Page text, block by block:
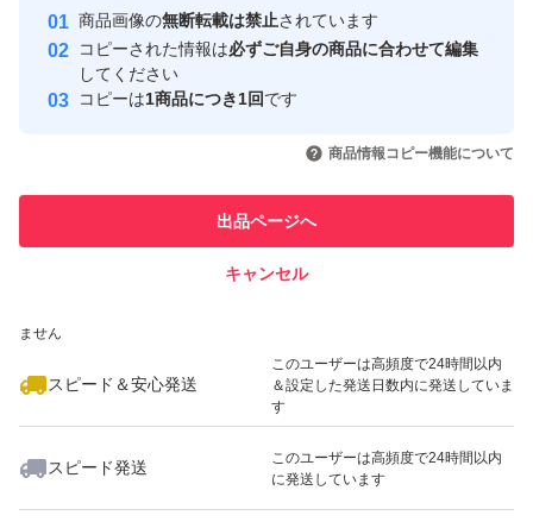
安心取引出品者
心・安全なユーザーです
取引実績
引を完了させた実績があります
での取引実績があります
ません
スピード＆安心発送
このユーザーは高頻度で24時間以内
＆設定した発送日数内に発送していま
す
スピード発送
このユーザーは高頻度で24時間以内
に発送しています
商品画像の無断転載は禁止されています
コピーされた情報は必ずご自身の商品に合わせて編集
してください
コピーは1商品につき1回です
商品情報コピー機能について
出品ページへ
キャンセル
いいね！
7,260